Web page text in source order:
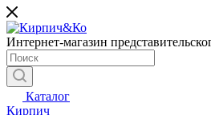
Интернет-магазин
Каталог
Кирпич